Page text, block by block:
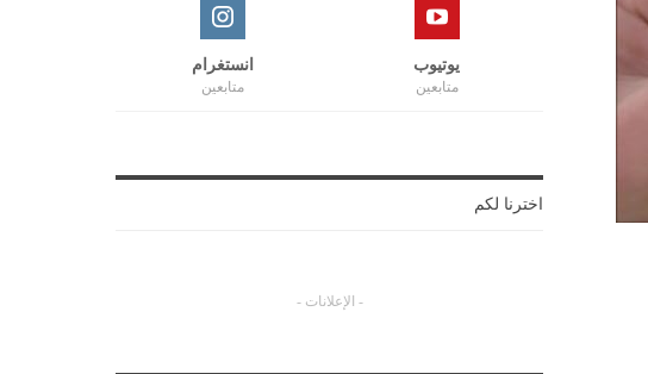
يوتيوب
متابعين
انستغرام
متابعين
اخترنا لكم
- الإعلانات -